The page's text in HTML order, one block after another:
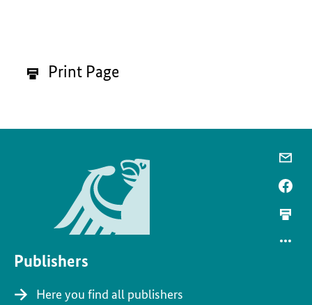
Print Page
Publishers
Here you find all publishers